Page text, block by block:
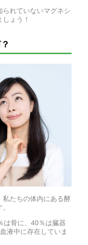
られていないマグネシ
ょう！
私たちの体内にある酵
は骨に、40％は臓器
液中に存在していま